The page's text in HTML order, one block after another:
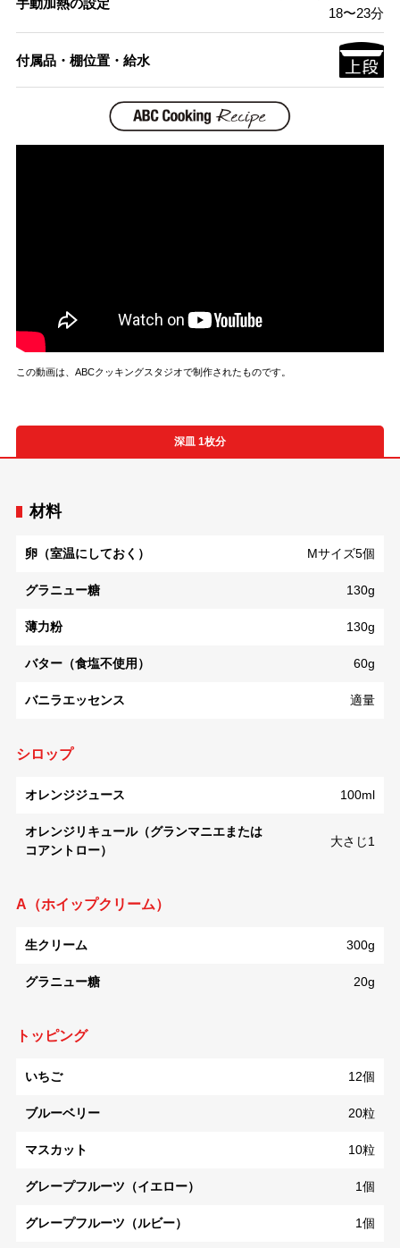
18〜23分
付属品・棚位置・給水
この動画は、ABCクッキングスタジオで制作されたものです。
深皿 1枚分
材料
卵（室温にしておく） Mサイズ5個
グラニュー糖 130g
薄力粉 130g
バター（食塩不使用） 60g
バニラエッセンス 適量
シロップ
オレンジジュース 100ml
オレンジリキュール（グランマニエまたは
コアントロー）
大さじ1
A（ホイップクリーム）
生クリーム 300g
グラニュー糖 20g
トッピング
いちご 12個
ブルーベリー 20粒
マスカット 10粒
グレープフルーツ（イエロー） 1個
グレープフルーツ（ルビー） 1個